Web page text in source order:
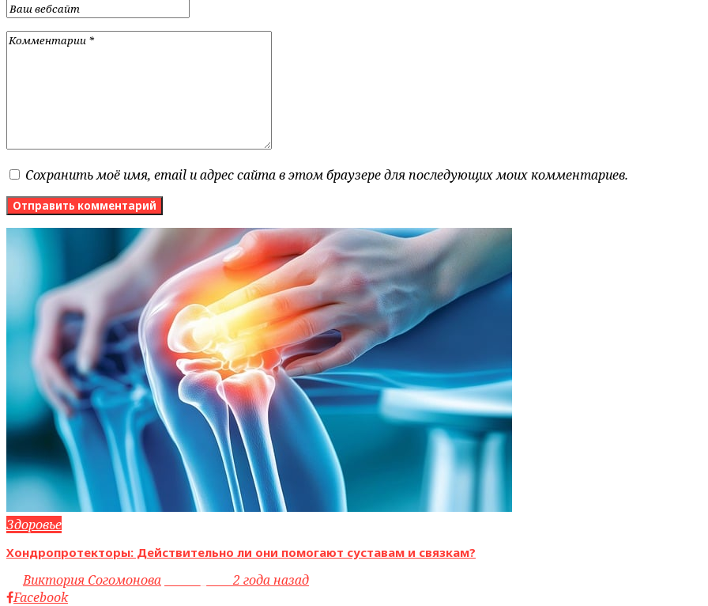
Сохранить моё имя, email и адрес сайта в этом браузере для последующих моих комментариев.
Здоровье
Хондропротекторы: Действительно ли они помогают суставам и связкам?
byВиктория Согомонова access_time2 года назад
Facebook